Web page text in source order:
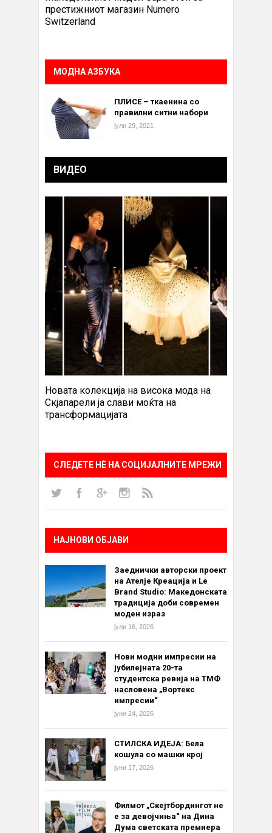
престижниот магазин Numero
Switzerland
МОДНА АЗБУКА
ПЛИСЕ – ткаенина со
правилни ситни набори
јули 29, 2021
ВИДЕО
Новата колекција на висока мода на
Скјапарели ја слави моќта на
трансформацијата
СЛЕДЕТЕ НÈ НА СОЦИЈАЛНИТЕ МРЕЖИ
НАЈНОВИ ОБЈАВИ
Заеднички авторски проект
на Ателје Креација и Le
Brand Studio: Македонската
традиција доби современ
моден израз
јули 16, 2026
Нови модни импресии на
јубилејната 20-та
студентска ревија на ТМФ
насловена „Вортекс
импресии“
јуни 24, 2026
СТИЛСКА ИДЕЈА: Бела
кошула со машки крој
јуни 17, 2026
Филмот „Скејтбордингот не
е за девојчиња“ на Дина
Дума светската премиера